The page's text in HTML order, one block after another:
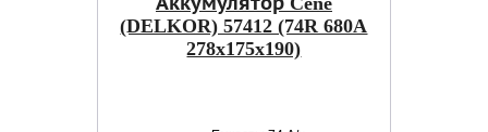
(DELKOR) 57412 (74R 680A
278x175x190)